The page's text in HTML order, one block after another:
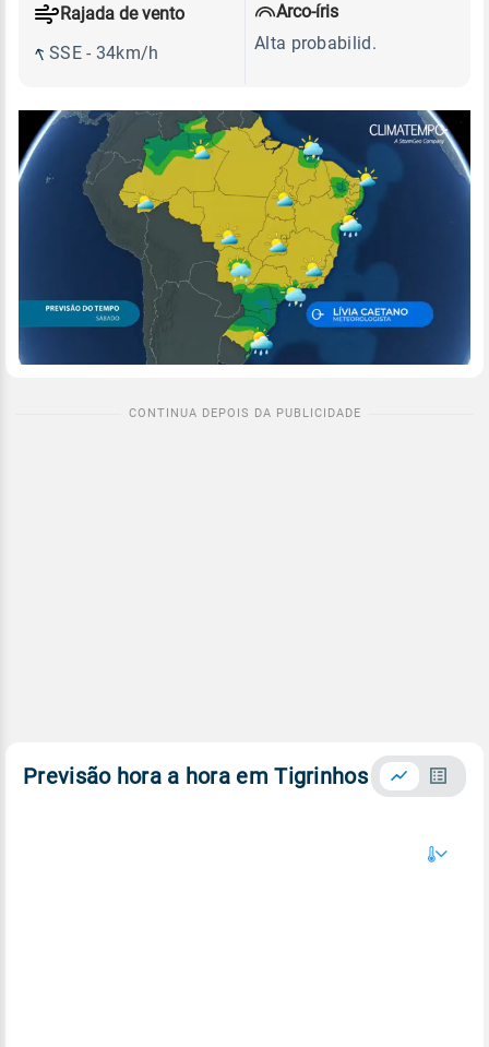
Rajada de vento
SSE - 34km/h
Arco-íris
Alta probabilid.
Previsão hora a hora em Tigrinhos